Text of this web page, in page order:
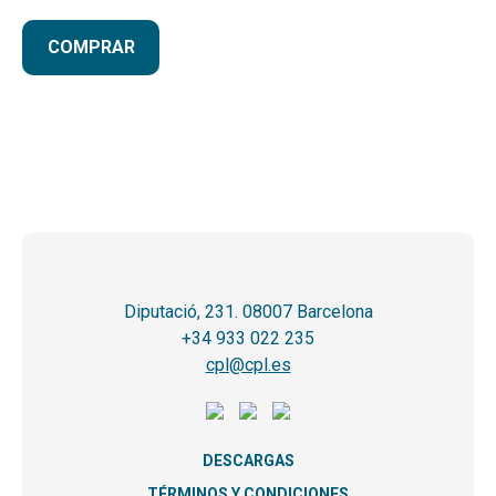
COMPRAR
Diputació, 231. 08007 Barcelona
+34 933 022 235
cpl@cpl.es
DESCARGAS